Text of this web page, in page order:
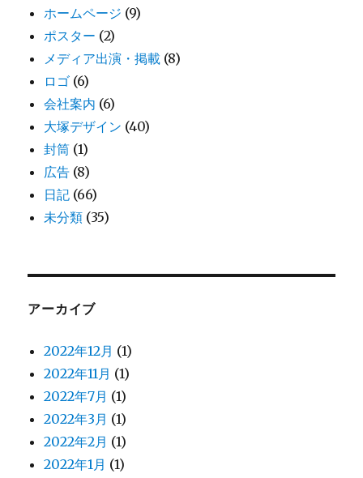
ホームページ (9)
ポスター (2)
メディア出演・掲載 (8)
ロゴ (6)
会社案内 (6)
大塚デザイン (40)
封筒 (1)
広告 (8)
日記 (66)
未分類 (35)
アーカイブ
2022年12月 (1)
2022年11月 (1)
2022年7月 (1)
2022年3月 (1)
2022年2月 (1)
2022年1月 (1)